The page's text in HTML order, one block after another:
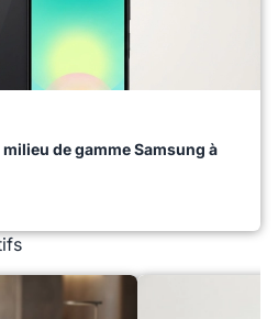
de gamme Samsung à